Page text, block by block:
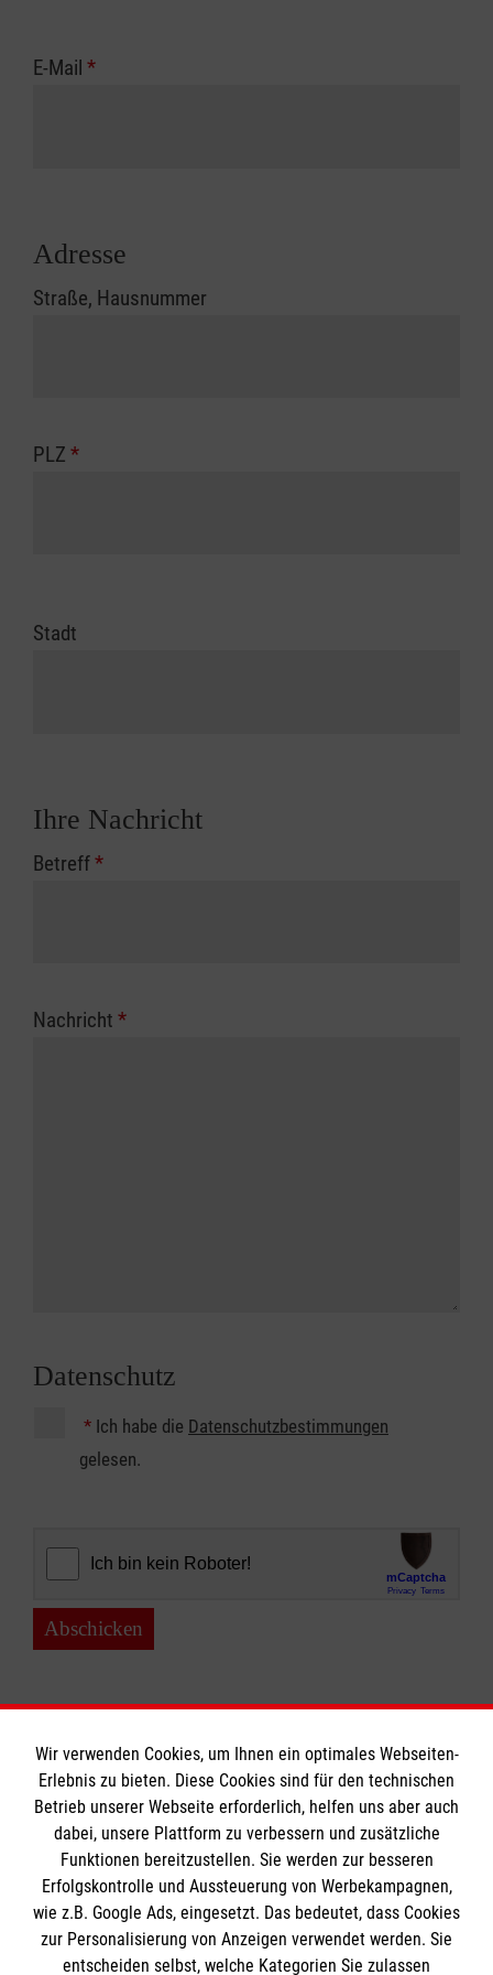
E-Mail *
Adresse
Straße, Hausnummer
PLZ *
Stadt
Ihre Nachricht
Betreff*
Nachricht *
Datenschutz
* Ich habe die Datenschutzbestimmungen
gelesen.
Abschicken
Informationen
Impressum
Datenschutz
Kontakt
Die Malteser
Wir verwenden Cookies, um Ihnen ein optimales Webseiten-
Erlebnis zu bieten. Diese Cookies sind für den technischen
Betrieb unserer Webseite erforderlich, helfen uns aber auch
dabei, unsere Plattform zu verbessern und zusätzliche
Funktionen bereitzustellen. Sie werden zur besseren
Erfolgskontrolle und Aussteuerung von Werbekampagnen,
wie z.B. Google Ads, eingesetzt. Das bedeutet, dass Cookies
zur Personalisierung von Anzeigen verwendet werden. Sie
entscheiden selbst, welche Kategorien Sie zulassen